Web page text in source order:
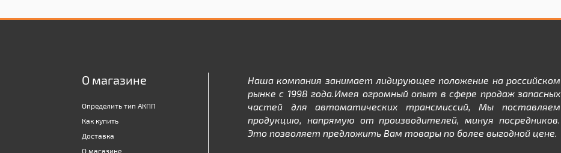
О магазине
Определить тип АКПП
Как купить
Доставка
О магазине
Наша компания занимает лидирующее положение на российском
рынке с 1998 года.Имея огромный опыт в сфере продаж запасных
частей для автоматических трансмиссий, Мы поставляем
продукцию, напрямую от производителей, минуя посредников.
Это позволяет предложить Вам товары по более выгодной цене.